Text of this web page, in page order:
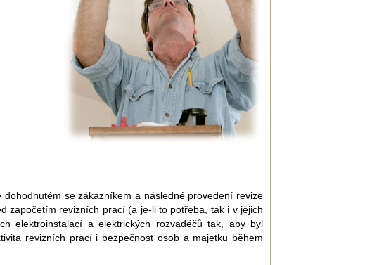
se zákazníkem a následné provedení revize
započetím revizních prací (a je-li to potřeba, tak i v jejich
elektroinstalací a elektrických rozvaděčů tak, aby byl
revizních prací i bezpečnost osob a majetku během